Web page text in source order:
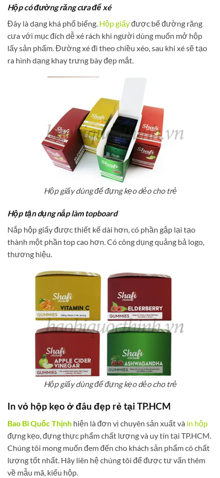
Hộp có đường răng cưa để xé
Đây là dạng khá phổ biếng. Hộp giấyđược bế đường răng
cưa với mục đích dễ xé rách khi người dùng muốn mở hộp
lấy sản phẩm. Đường xé đi theo chiều xéo, sau khi xé sẽ tạo
ra hình dạng khay trưng bày đẹp mắt.
Hộp giấy dùng để đựng kẹo dẻo cho trẻ
Hộp tận dụng nắp làm topboard
Nắp hộp giấy được thiết kế dài hơn, có phần gập lại tạo
thành một phần top cao hơn. Có công dụng quảng bả logo,
thương hiệu.
Hộp giấy dùng để đựng kẹo dẻo cho trẻ
In vỏ hộp kẹo ở đâu đẹp rẻ tại TP.HCM
Bao Bì Quốc Thịnh hiện là đơn vị chuyên sản xuất và in hộp
đựng kẹo, đựng thực phẩm chất lượng và uy tín tại TP.HCM.
Chúng tôi mong muốn đem đến cho khách sản phẩm có chất
lượng tốt nhất. Hãy liên hệ chúng tôi để được tư vấn thêm
về mẫu mã, kiểu hộp.